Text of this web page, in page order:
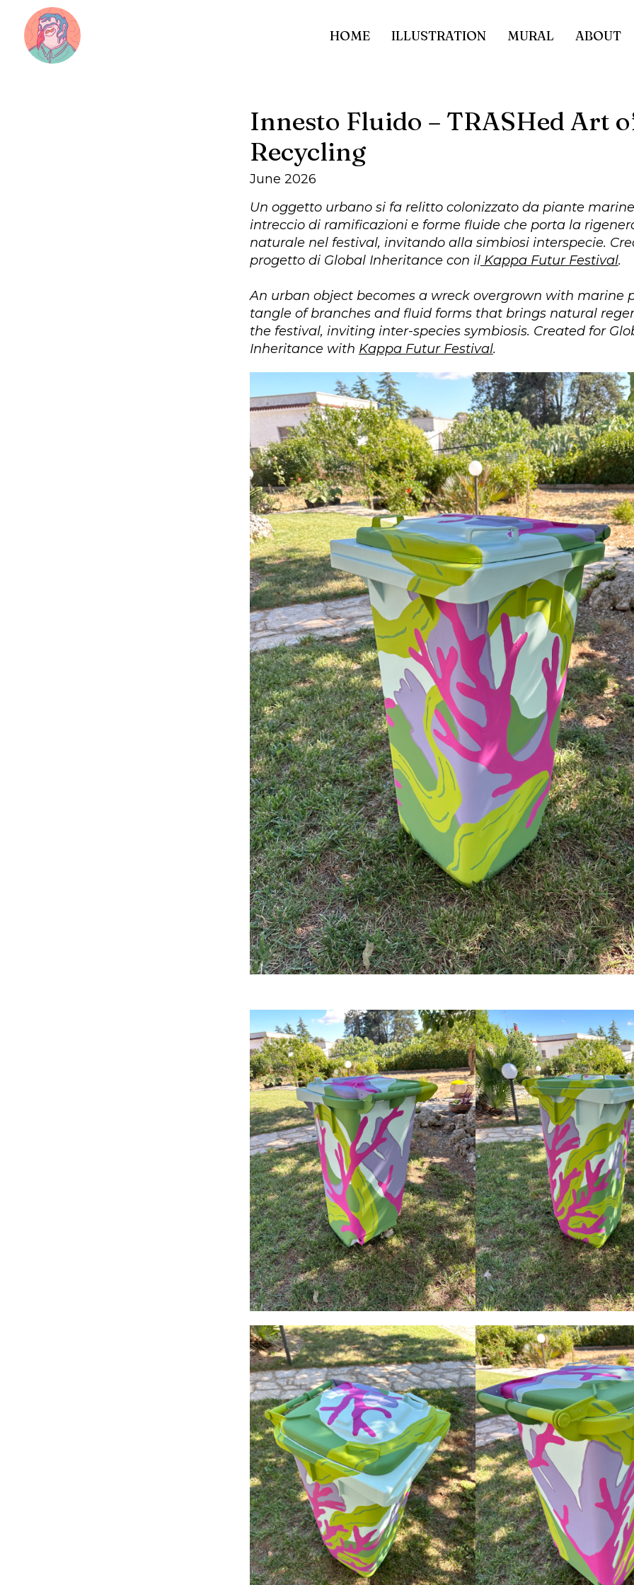
HOME ILLUSTRATION MURAL ABOUT
Innesto Fluido – TRASHed Art
Recycling
June 2026
Un oggetto urbano si fa relitto colonizzato da piante
intreccio di ramificazioni e forme fluide che porta la
naturale nel festival, invitando alla simbiosi interspecie.
progetto di Global Inheritance con ilKappa Futur Festival.
An urban object becomes a wreck overgrown with marine
tangle of branches and fluid forms that brings natural
the festival, inviting inter-species symbiosis. Created for
Inheritance with Kappa Futur Festival.